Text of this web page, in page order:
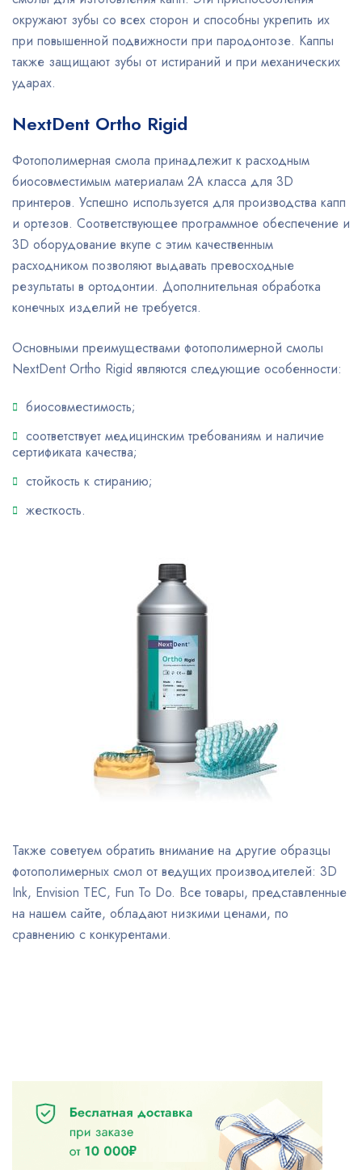
окружают зубы со всех сторон и способны укрепить их
при повышенной подвижности при пародонтозе. Каппы
также защищают зубы от истираний и при механических
ударах.
NextDent Ortho Rigid
Фотополимерная смола принадлежит к расходным
биосовместимым материалам 2А класса для 3D
принтеров. Успешно используется для производства капп
и ортезов. Соответствующее программное обеспечение и
3D оборудование вкупе с этим качественным
расходником позволяют выдавать превосходные
результаты в ортодонтии. Дополнительная обработка
конечных изделий не требуется.
Основными преимуществами фотополимерной смолы
NextDent Ortho Rigid являются следующие особенности:
биосовместимость;
соответствует медицинским требованиям и наличие
сертификата качества;
стойкость к стиранию;
жесткость.
Также советуем обратить внимание на другие образцы
фотополимерных смол от ведущих производителей: 3D
Ink, Envision TEC, Fun To Do. Все товары, представленные
на нашем сайте, обладают низкими ценами, по
сравнению с конкурентами.